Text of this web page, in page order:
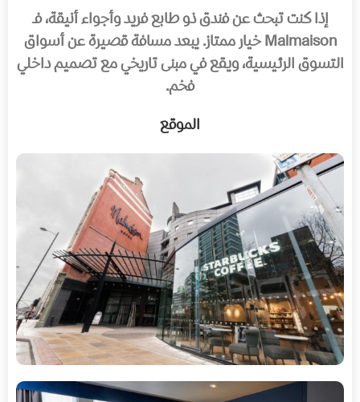
إذا كنت تبحث عن فندق ذو طابع فريد وأجواء أنيقة، فـ
Malmaison خيار ممتاز. يبعد مسافة قصيرة عن أسواق
التسوق الرئيسية، ويقع في مبنى تاريخي مع تصميم داخلي
فخم.
الموقع